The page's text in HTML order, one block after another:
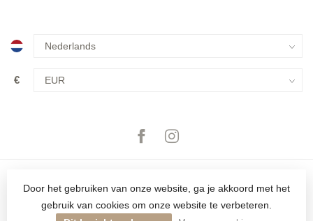
€
Door het gebruiken van onze website, ga je akkoord met het
gebruik van cookies om onze website te verbeteren.